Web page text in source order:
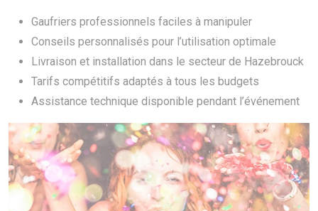
Gaufriers professionnels faciles à manipuler
Conseils personnalisés pour l’utilisation optimale
Livraison et installation dans le secteur de Hazebrouck
Tarifs compétitifs adaptés à tous les budgets
Assistance technique disponible pendant l’événement